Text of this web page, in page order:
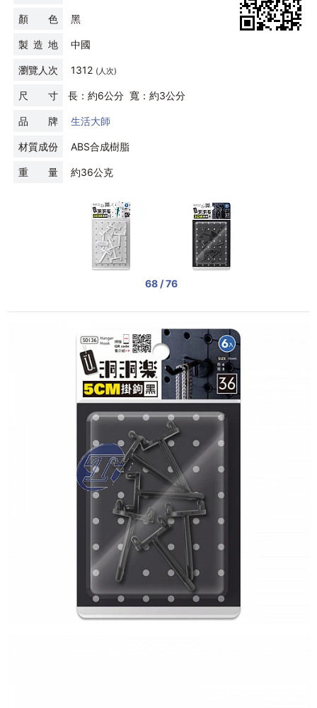
顏 色 黑
製 造 地 中國
瀏覽人次 1312 (人次)
尺 寸 長：約6公分 寬：約3公分
品 牌 生活大師
材質成份 ABS合成樹脂
重 量 約36公克
68 / 76